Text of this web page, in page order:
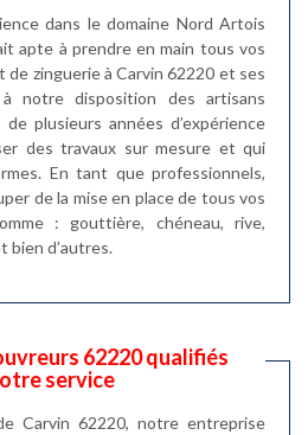
dans le domaine Nord Artois
apte à prendre en main tous vos
zinguerie à Carvin 62220 et ses
notre disposition des artisans
plusieurs années d’expérience
des travaux sur mesure et qui
En tant que professionnels,
de la mise en place de tous vos
: gouttière, chéneau, rive,
bien d’autres.
62220 qualifiés
service
Carvin 62220, notre entreprise